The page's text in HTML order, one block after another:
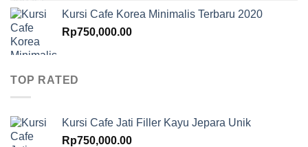
Kursi Cafe Korea Minimalis Terbaru 2020
Rp750,000.00
TOP RATED
Kursi Cafe Jati Filler Kayu Jepara Unik
Rp750,000.00